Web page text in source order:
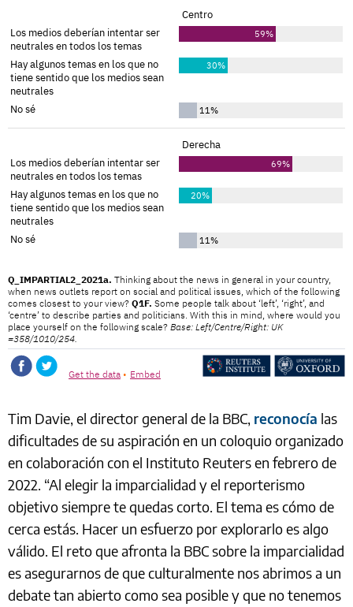
Tim Davie, el director general de la BBC, reconocía las
dificultades de su aspiración en un coloquio organizado
en colaboración con el Instituto Reuters en febrero de
2022. “Al elegir la imparcialidad y el reporterismo
objetivo siempre te quedas corto. El tema es cómo de
cerca estás. Hacer un esfuerzo por explorarlo es algo
válido. El reto que afronta la BBC sobre la imparcialidad
es asegurarnos de que culturalmente nos abrimos a un
debate tan abierto como sea posible y que no tenemos